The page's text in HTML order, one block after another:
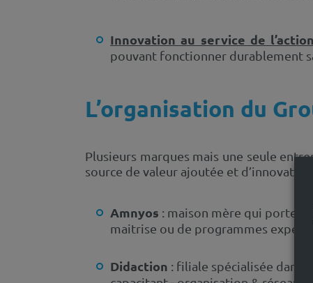
Innovation au service de l’action
pouvant fonctionner durablement
L’organisation du
Plusieurs marques mais une seule
source de valeur ajoutée et d’innovation.
Amnyos : maison mère qui porte
maitrise ou de programmes
Didaction : filiale spécialisée dans